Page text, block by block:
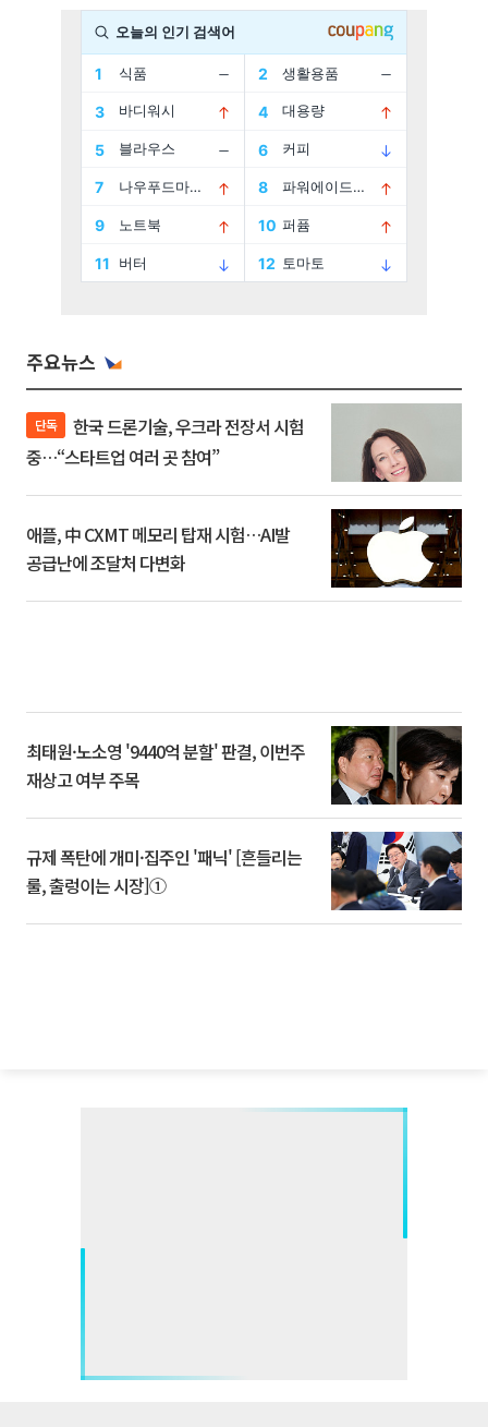
주요뉴스
단독
중…“스타트업 여러 곳 참여”
애플, 中 CXMT 메모리 탑재 시험…AI발
공급난에 조달처 다변화
최태원·노소영 '9440억 분할' 판결, 이번주
재상고 여부 주목
규제 폭탄에 개미·집주인 '패닉' [흔들리는
룰, 출렁이는 시장]①